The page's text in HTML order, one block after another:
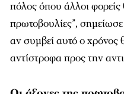
πόλος όπου άλλοι φορείς
πρωτοβουλίες”,
αν συμβεί αυτό ο χρόνος
αντίστροφα προς την